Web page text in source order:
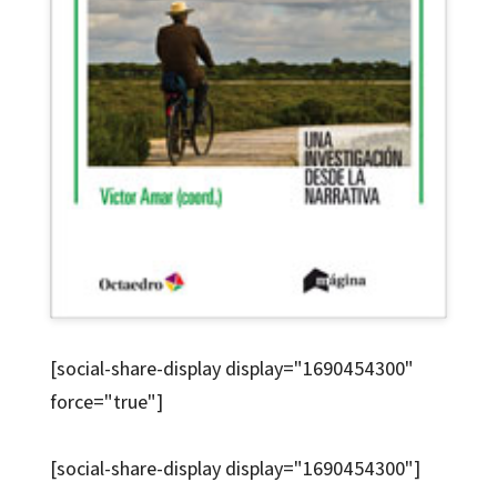
[social-share-display display="1690454300"
force="true"]
[social-share-display display="1690454300"]